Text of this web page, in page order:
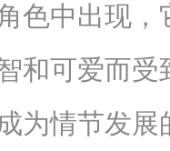
色中出现
和可爱而
为情节发